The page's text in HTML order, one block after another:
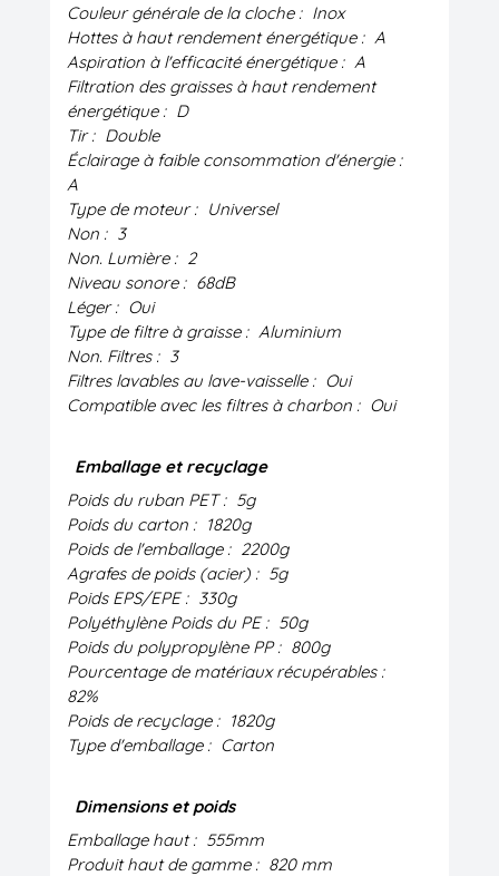
Couleur générale de la cloche : Inox
Hottes à haut rendement énergétique : A
Aspiration à l'efficacité énergétique : A
Filtration des graisses à haut rendement
énergétique : D
Tir : Double
Éclairage à faible consommation d'énergie :
A
Type de moteur : Universel
Non : 3
Non. Lumière : 2
Niveau sonore : 68dB
Léger : Oui
Type de filtre à graisse : Aluminium
Non. Filtres : 3
Filtres lavables au lave-vaisselle : Oui
Compatible avec les filtres à charbon : Oui
Emballage et recyclage
Poids du ruban PET : 5g
Poids du carton : 1820g
Poids de l'emballage : 2200g
Agrafes de poids (acier) : 5g
Poids EPS/EPE : 330g
Polyéthylène Poids du PE : 50g
Poids du polypropylène PP : 800g
Pourcentage de matériaux récupérables :
82%
Poids de recyclage : 1820g
Type d'emballage : Carton
Dimensions et poids
Emballage haut : 555mm
Produit haut de gamme : 820 mm